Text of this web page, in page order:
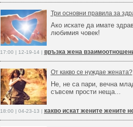
Три основни правила за
Ако искате да имате
любимия човек!
17:00 | 12-19-14 | връзка жена
От какво се нуждае жената?
Не, не са пари, вечна
съвсем прости неща...
18:00 | 04-23-13 | какво искат жените жените